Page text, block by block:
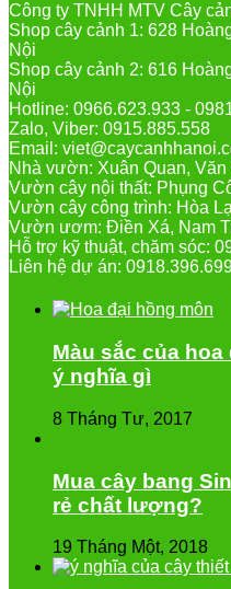
Công ty TNHH MTV Cây
Shop cây cảnh 1: 628
Nội
Shop cây cảnh 2: 616
Nội
Hotline: 0966.623.933 -
Zalo, Viber: 0915.885.558
Email:
Nhà vườn: Xuân Quan,
Vườn cây nội thất: Phụng
Vườn cây công trình: Hòa
Vườn ươm: Điền Xá, Nam
Hỗ trợ kỹ thuật, chăm sóc:
Liên hệ dự án:
Màu sắc của
ý nghĩa gì
8 Tháng Tư, 2017
Mua cây bang
rẻ chất lượng?
19 Tháng Một, 2018